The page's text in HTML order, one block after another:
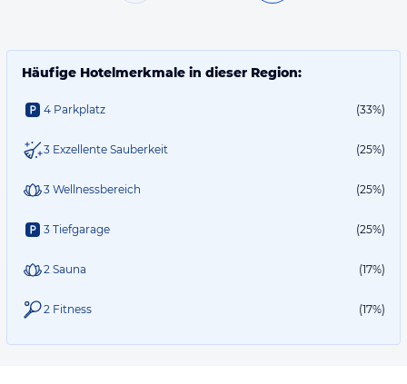
Häufige Hotelmerkmale in dieser Region:
4 Parkplatz (33%)
3 Exzellente Sauberkeit (25%)
3 Wellnessbereich (25%)
3 Tiefgarage (25%)
2 Sauna (17%)
2 Fitness (17%)